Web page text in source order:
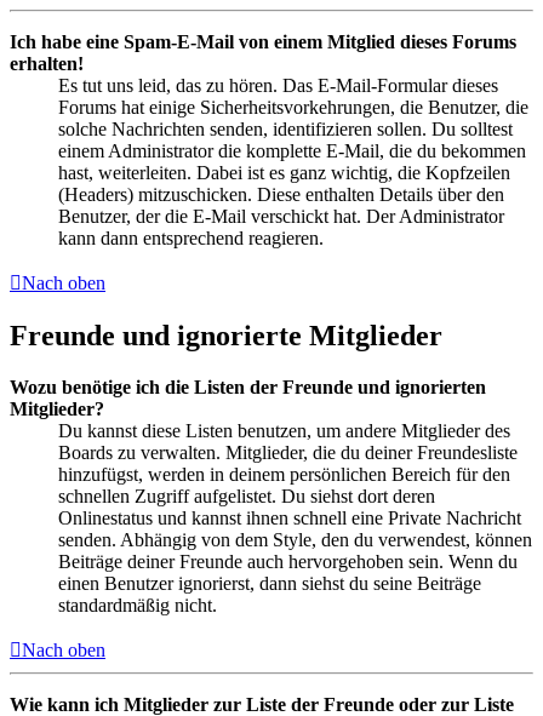
Ich habe eine Spam-E-Mail von einem Mitglied dieses Forums
erhalten!
Es tut uns leid, das zu hören. Das E-Mail-Formular dieses
Forums hat einige Sicherheitsvorkehrungen, die Benutzer, die
solche Nachrichten senden, identifizieren sollen. Du solltest
einem Administrator die komplette E-Mail, die du bekommen
hast, weiterleiten. Dabei ist es ganz wichtig, die Kopfzeilen
(Headers) mitzuschicken. Diese enthalten Details über den
Benutzer, der die E-Mail verschickt hat. Der Administrator
kann dann entsprechend reagieren.
Nach oben
Freunde und ignorierte Mitglieder
Wozu benötige ich die Listen der Freunde und ignorierten
Mitglieder?
Du kannst diese Listen benutzen, um andere Mitglieder des
Boards zu verwalten. Mitglieder, die du deiner Freundesliste
hinzufügst, werden in deinem persönlichen Bereich für den
schnellen Zugriff aufgelistet. Du siehst dort deren
Onlinestatus und kannst ihnen schnell eine Private Nachricht
senden. Abhängig von dem Style, den du verwendest, können
Beiträge deiner Freunde auch hervorgehoben sein. Wenn du
einen Benutzer ignorierst, dann siehst du seine Beiträge
standardmäßig nicht.
Nach oben
Wie kann ich Mitglieder zur Liste der Freunde oder zur Liste